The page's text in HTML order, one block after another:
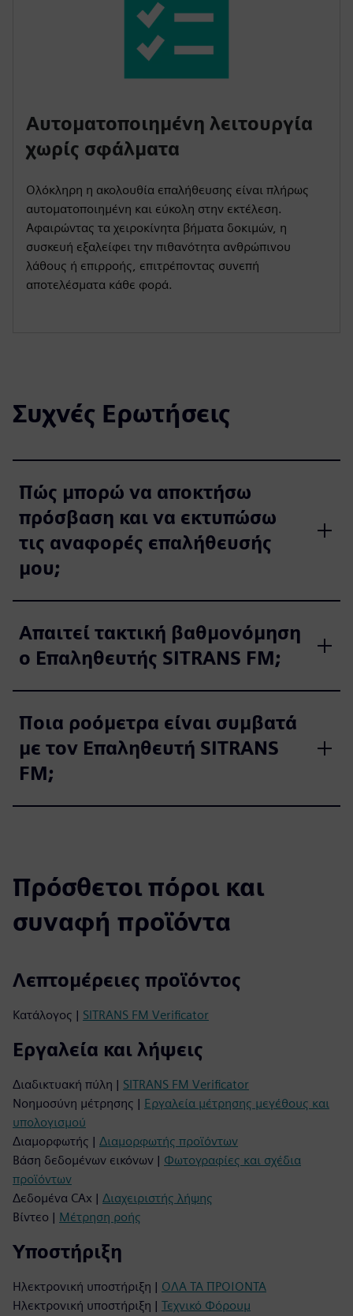
Αυτοματοποιημένη λειτουργία
χωρίς σφάλματα
Ολόκληρη η ακολουθία επαλήθευσης είναι πλήρως
αυτοματοποιημένη και εύκολη στην εκτέλεση.
Αφαιρώντας τα χειροκίνητα βήματα δοκιμών, η
συσκευή εξαλείφει την πιθανότητα ανθρώπινου
λάθους ή επιρροής, επιτρέποντας συνεπή
αποτελέσματα κάθε φορά.
Συχνές Ερωτήσεις
Πώς μπορώ να αποκτήσω
πρόσβαση και να εκτυπώσω
τις αναφορές επαλήθευσής
μου;
Απαιτεί τακτική βαθμονόμηση
ο Επαληθευτής SITRANS FM;
Ποια ροόμετρα είναι συμβατά
με τον Επαληθευτή SITRANS
FM;
Πρόσθετοι πόροι και
συναφή προϊόντα
Λεπτομέρειες προϊόντος
Κατάλογος | SITRANS FM Verificator
Εργαλεία και λήψεις
Διαδικτυακή πύλη | SITRANS FM Verificator
Νοημοσύνη μέτρησης | Εργαλεία μέτρησης μεγέθους και
υπολογισμού
Διαμορφωτής | Διαμορφωτής προϊόντων
Βάση δεδομένων εικόνων | Φωτογραφίες και σχέδια
προϊόντων
Δεδομένα CAx | Διαχειριστής λήψης
Βίντεο | Μέτρηση ροής
Υποστήριξη
Ηλεκτρονική υποστήριξη | ΟΛΑ ΤΑ ΠΡΟΙΟΝΤΑ
Ηλεκτρονική υποστήριξη | Τεχνικό Φόρουμ